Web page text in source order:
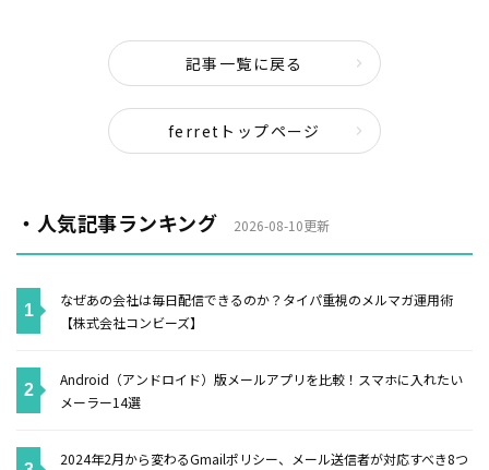
記事一覧に戻る
ferretトップページ
・人気記事ランキング 2026-08-10更新
なぜあの会社は毎日配信できるのか？タイパ重視のメルマガ運用術
【株式会社コンビーズ】
Android（アンドロイド）版メールアプリを比較！スマホに入れたい
メーラー14選
2024年2月から変わるGmailポリシー、メール送信者が対応すべき8つ